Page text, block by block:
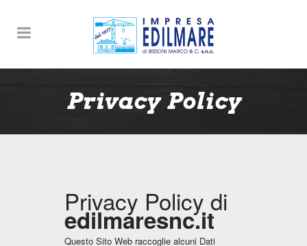
Privacy Policy
Privacy Policy di
edilmaresnc.it
Questo Sito Web raccoglie alcuni Dati